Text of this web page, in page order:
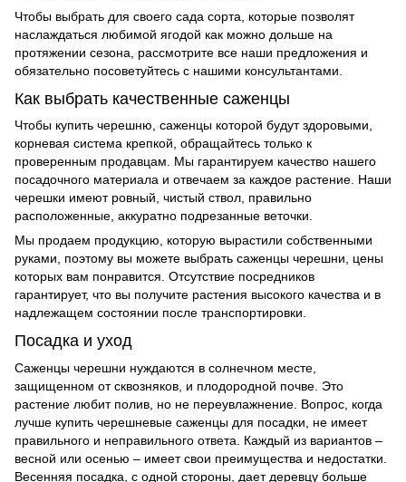
Чтобы выбрать для своего сада сорта, которые позволят
наслаждаться любимой ягодой как можно дольше на
протяжении сезона, рассмотрите все наши предложения и
обязательно посоветуйтесь с нашими консультантами.
Как выбрать качественные саженцы
Чтобы купить черешню, саженцы которой будут здоровыми,
корневая система крепкой, обращайтесь только к
проверенным продавцам. Мы гарантируем качество нашего
посадочного материала и отвечаем за каждое растение. Наши
черешки имеют ровный, чистый ствол, правильно
расположенные, аккуратно подрезанные веточки.
Мы продаем продукцию, которую вырастили собственными
руками, поэтому вы можете выбрать саженцы черешни, цены
которых вам понравится. Отсутствие посредников
гарантирует, что вы получите растения высокого качества и в
надлежащем состоянии после транспортировки.
Посадка и уход
Саженцы черешни нуждаются в солнечном месте,
защищенном от сквозняков, и плодородной почве. Это
растение любит полив, но не переувлажнение. Вопрос, когда
лучше купить черешневые саженцы для посадки, не имеет
правильного и неправильного ответа. Каждый из вариантов –
весной или осенью – имеет свои преимущества и недостатки.
Весенняя посадка, с одной стороны, дает деревцу больше